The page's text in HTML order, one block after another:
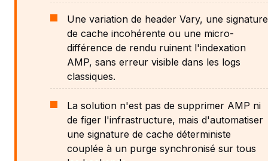
Une variation de header Vary, une signature
de cache incohérente ou une micro-
différence de rendu ruinent l'indexation
AMP, sans erreur visible dans les logs
classiques.
La solution n'est pas de supprimer AMP ni
de figer l'infrastructure, mais d'automatiser
une signature de cache déterministe
couplée à un purge synchronisé sur tous